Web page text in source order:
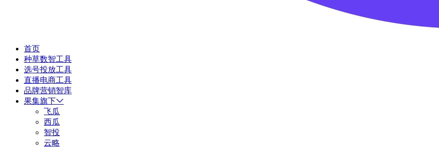
首页
种草数智工具
选号投放工具
直播电商工具
品牌营销智库
果集旗下
飞瓜
西瓜
智投
云略